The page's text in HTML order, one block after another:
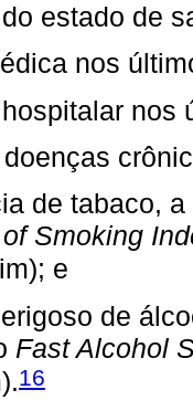
estado de
nos
nos
de tabaco,
Smoking
e
de
Fast Alcohol
16